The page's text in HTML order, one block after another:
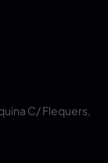
C/ Flequers,